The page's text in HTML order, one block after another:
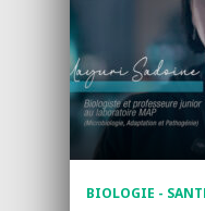
BIOLOGIE -